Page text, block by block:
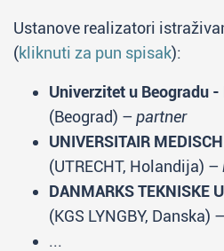
Ustanove realizatori
(kliknuti za pun spisak):
Univerzitet u Beogradu
(Beograd) – partner
UNIVERSITAIR
(UTRECHT, Holandija) –
DANMARKS TEKNISKE
(KGS LYNGBY, Danska) –
...